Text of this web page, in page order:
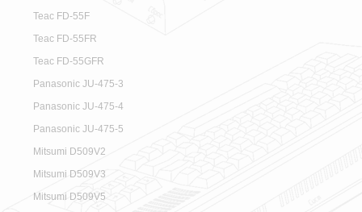
Teac FD-55F
Teac FD-55FR
Teac FD-55GFR
Panasonic JU-475-3
Panasonic JU-475-4
Panasonic JU-475-5
Mitsumi D509V2
Mitsumi D509V3
Mitsumi D509V5